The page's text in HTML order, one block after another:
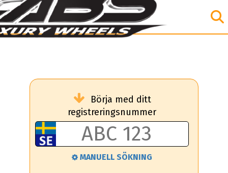
Börja med ditt
registreringsnummer
MANUELL SÖKNING